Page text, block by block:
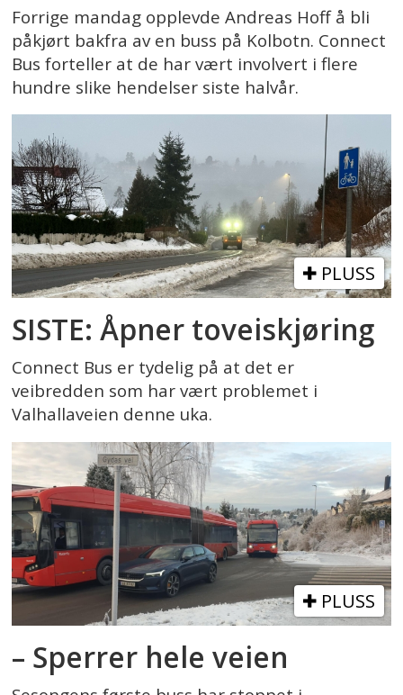
Forrige mandag opplevde Andreas Hoff å bli
påkjørt bakfra av en buss på Kolbotn. Connect
Bus forteller at de har vært involvert i flere
hundre slike hendelser siste halvår.
PLUSS
SISTE: Åpner toveiskjøring
Connect Bus er tydelig på at det er
veibredden som har vært problemet i
Valhallaveien denne uka.
PLUSS
– Sperrer hele veien